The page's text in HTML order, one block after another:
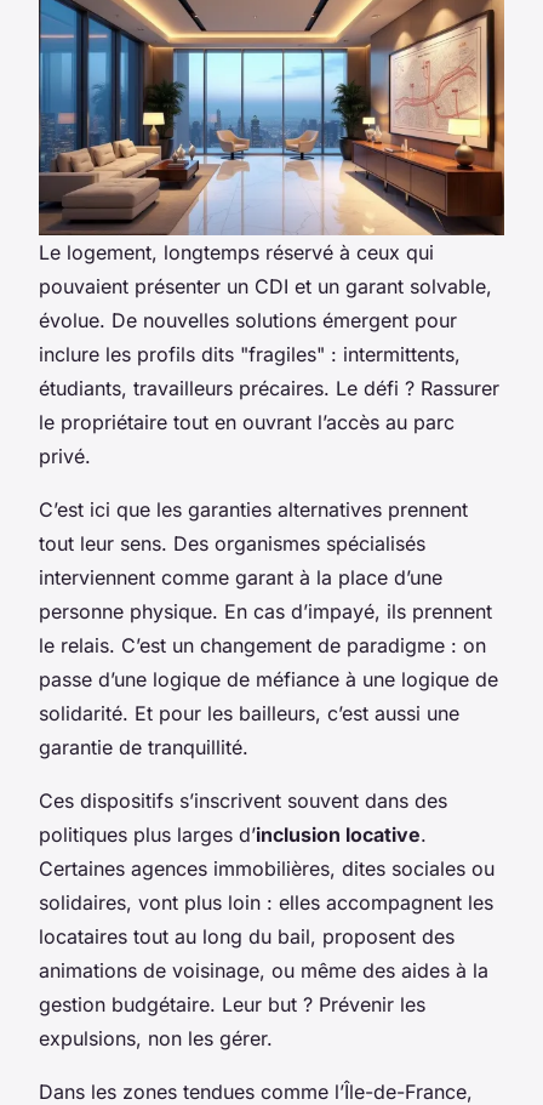
Le logement, longtemps réservé à ceux qui
pouvaient présenter un CDI et un garant solvable,
évolue. De nouvelles solutions émergent pour
inclure les profils dits "fragiles" : intermittents,
étudiants, travailleurs précaires. Le défi ? Rassurer
le propriétaire tout en ouvrant l’accès au parc
privé.
C’est ici que les garanties alternatives prennent
tout leur sens. Des organismes spécialisés
interviennent comme garant à la place d’une
personne physique. En cas d’impayé, ils prennent
le relais. C’est un changement de paradigme : on
passe d’une logique de méfiance à une logique de
solidarité. Et pour les bailleurs, c’est aussi une
garantie de tranquillité.
Ces dispositifs s’inscrivent souvent dans des
politiques plus larges d’inclusion locative.
Certaines agences immobilières, dites sociales ou
solidaires, vont plus loin : elles accompagnent les
locataires tout au long du bail, proposent des
animations de voisinage, ou même des aides à la
gestion budgétaire. Leur but ? Prévenir les
expulsions, non les gérer.
Dans les zones tendues comme l’Île-de-France,